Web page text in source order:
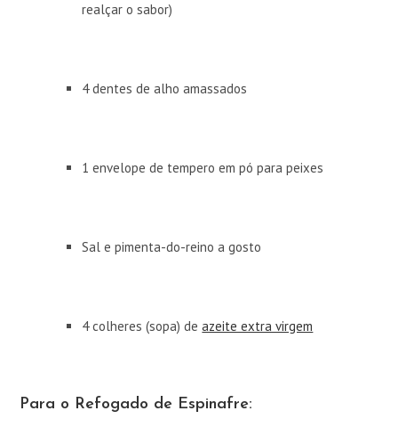
realçar o sabor)
4 dentes de alho amassados
1 envelope de tempero em pó para peixes
Sal e pimenta-do-reino a gosto
4 colheres (sopa) deazeite extra virgem
Para o Refogado de Espinafre: